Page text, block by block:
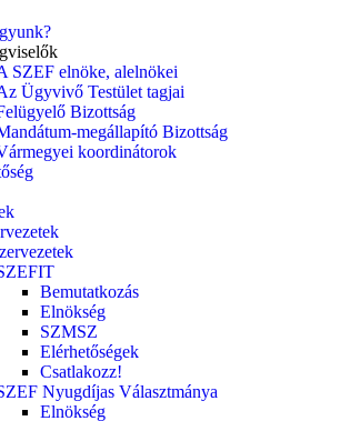
SZEF elnöke, alelnökei
Ügyvivő Testület tagjai
Bizottság
megállapító Bizottság
koordinátorok
Bemutatkozás
Elnökség
SZMSZ
Elérhetőségek
Csatlakozz!
Nyugdíjas Választmánya
Elnökség